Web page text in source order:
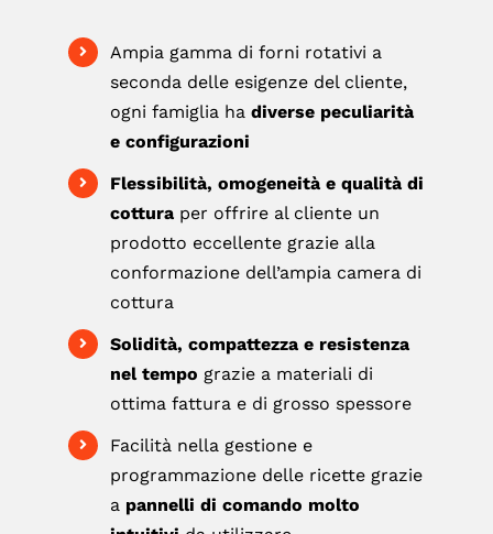
Ampia gamma di forni rotativi a
seconda delle esigenze del cliente,
ogni famiglia hadiverse peculiarità
e configurazioni
Flessibilità, omogeneità e qualità di
cottura per offrire al cliente un
prodotto eccellente grazie alla
conformazione dell’ampia camera di
cottura
Solidità, compattezza e resistenza
nel tempo grazie a materiali di
ottima fattura e di grosso spessore
Facilità nella gestione e
programmazione delle ricette grazie
a pannelli di comando molto